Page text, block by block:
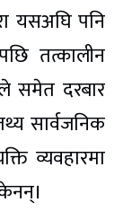
यसअघि पनि
तत्कालीन
समेत दरबार
सार्वजनिक
व्यवहारमा